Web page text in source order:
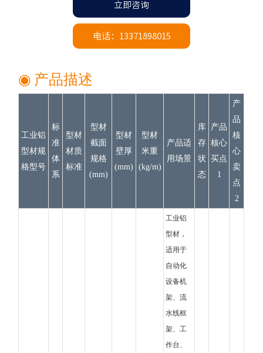
立即咨询
电话：13371898015
◉ 产品描述
工业铝
型材规
格型号
标
准
体
系
型材
材质
标准
型材
截面
规格
(mm)
型材
壁厚
(mm)
型材
米重
(kg/m)
产品适
用场景
库
存
状
态
产品
核心
买点
1
产
品
核
心
卖
点
2
工业铝
型材，
适用于
自动化
设备机
架、流
水线框
架、工
作台、